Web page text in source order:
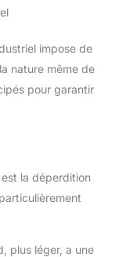
impose de
nature même de
pour garantir
la déperdition
plus léger, a une